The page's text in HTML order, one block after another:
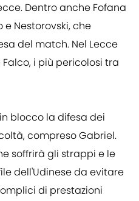
Dentro anche Fofana
Nestorovski, che
del match. Nel Lecce
i più pericolosi tra
blocco la difesa dei
compreso Gabriel.
soffrirà gli strappi e le
dell'Udinese da evitare
di prestazioni